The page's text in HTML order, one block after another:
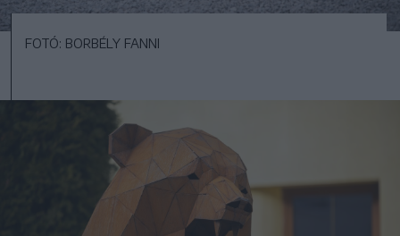
FOTÓ: BORBÉLY FANNI